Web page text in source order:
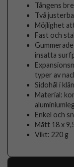
Tångens
Två
Möjlighet
Fast och
insatta
typer av
Sidohål i
Material:
Enkel och
Mått 18 x
Vikt: 220 g